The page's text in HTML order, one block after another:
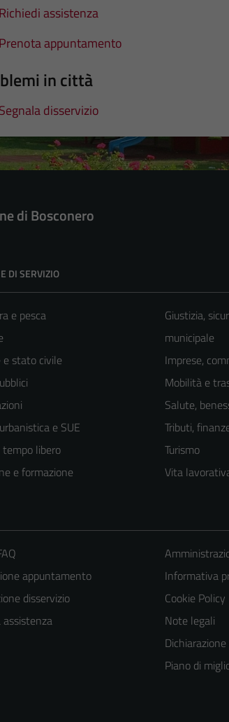
assistenza
appuntamento
in città
disservizio
di Bosconero
DI SERVIZIO
e pesca
e stato civile
e SUE
libero
e formazione
Giustizia,
municipale
Imprese,
Mobilità e
Salute,
Tributi,
Turismo
Vita
appuntamento
disservizio
Informativa
Cookie Policy
Note legali
Piano di
Tecnici
per il